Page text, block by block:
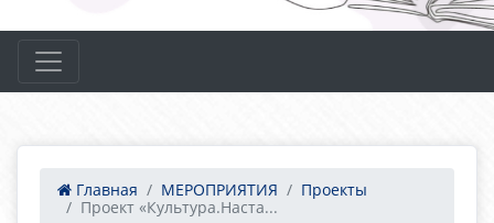
Главная МЕРОПРИЯТИЯ
Проекты
Проект «Культура.Наста...